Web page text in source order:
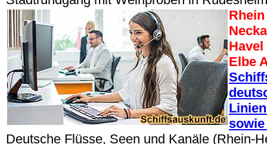
Elbe
Deutsche Flüsse, Seen und Kanäle (Rhein-